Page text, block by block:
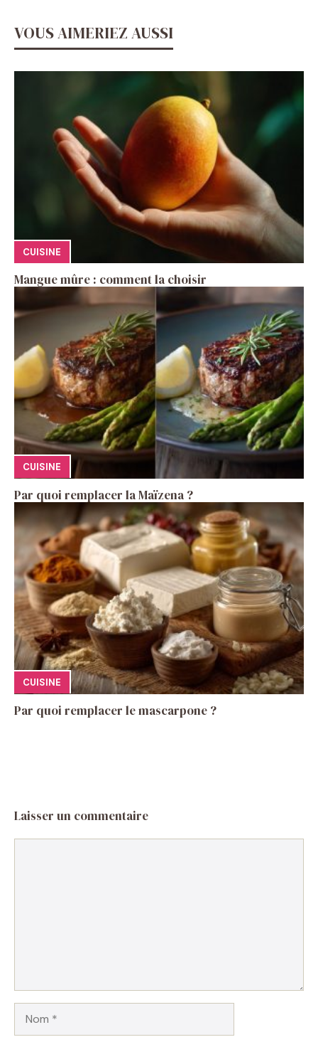
VOUS AIMERIEZ AUSSI
CUISINE
Mangue mûre : comment la choisir
CUISINE
Par quoi remplacer la Maïzena ?
CUISINE
Par quoi remplacer le mascarpone ?
Laisser un commentaire